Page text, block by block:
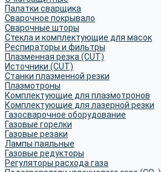
Палатки сварщика
Сварочное покрывало
Сварочные шторы
Стекла и комплектующие для масок
Респираторы и фильтры
Плазменная резка (CUT)
Источники (CUT)
Станки плазменной резки
Плазмотроны
Комплектующие для плазмотронов
Комплектующие для лазерной резки
Газосварочное оборудование
Газовые горелки
Газовые резаки
Лампы паяльные
Газовые редукторы
Регуляторы расхода газа